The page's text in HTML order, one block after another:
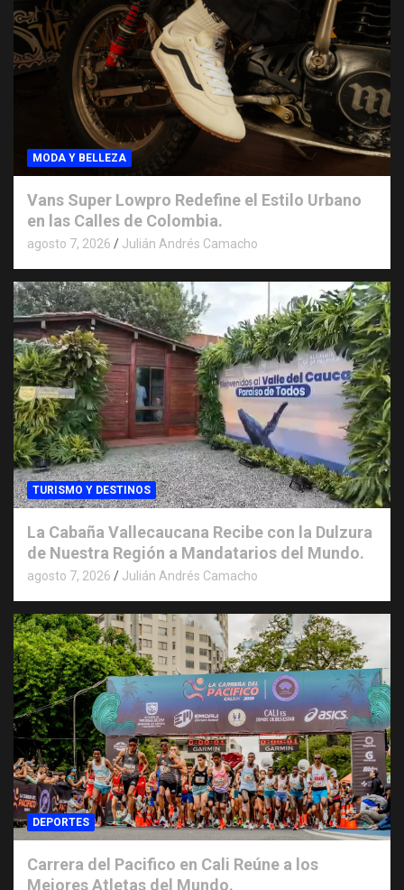
MODA Y BELLEZA
Vans Super Lowpro Redefine el Estilo Urbano
en las Calles de Colombia.
agosto 7, 2026 Julián Andrés Camacho
TURISMO Y DESTINOS
La Cabaña Vallecaucana Recibe con la Dulzura
de Nuestra Región a Mandatarios del Mundo.
agosto 7, 2026 Julián Andrés Camacho
DEPORTES
Carrera del Pacifico en Cali Reúne a los
Mejores Atletas del Mundo.